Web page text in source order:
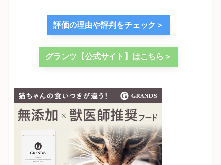
評価の理由や評判をチェック＞
グランツ【公式サイト】はこちら＞